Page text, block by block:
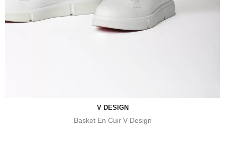
V DESIGN
Basket En Cuir V Design